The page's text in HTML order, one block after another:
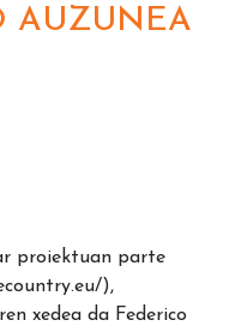
AUZUNEA
proiektuan parte
),
xedea da Federico